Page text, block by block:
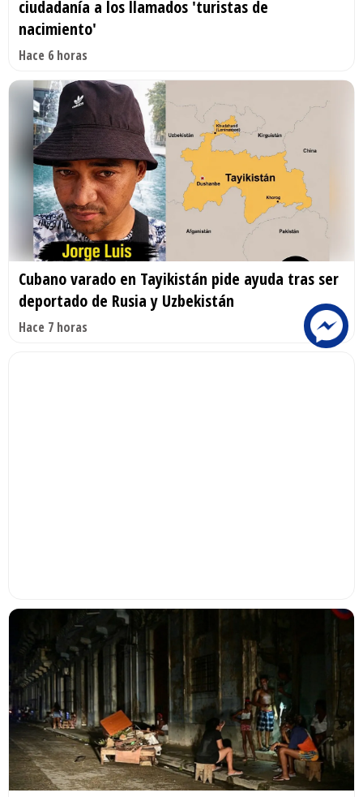
ciudadanía a los llamados 'turistas de
nacimiento'
Hace 6 horas
Cubano varado en Tayikistán pide ayuda tras ser
deportado de Rusia y Uzbekistán
Hace 7 horas